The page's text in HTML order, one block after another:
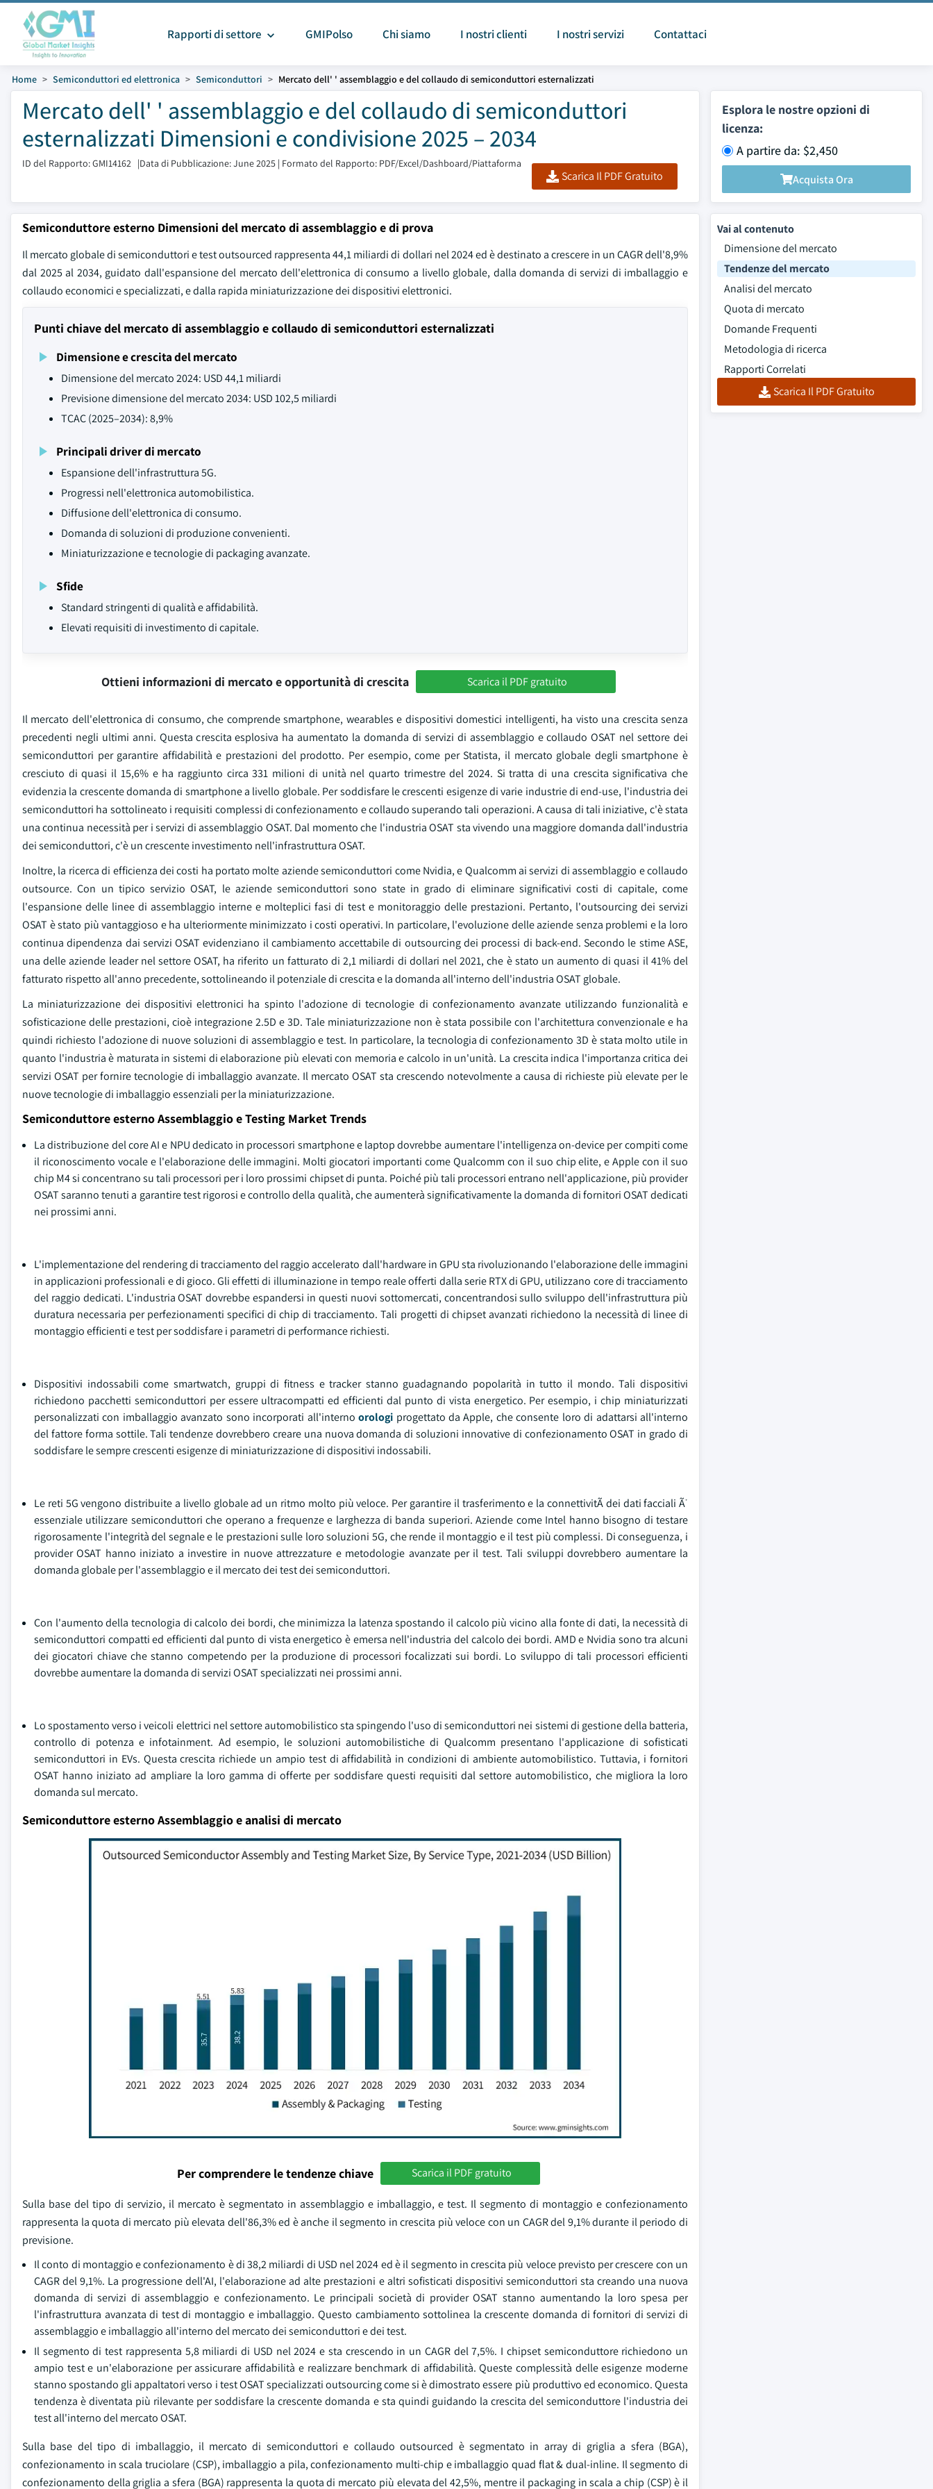
Rapporti di settore GMIPolso Chi siamo I nostri clienti I nostri servizi Contattaci
Home Semiconduttori ed elettronica Semiconduttori Mercato dell' ' assemblaggio e del collaudo di semiconduttori esternalizzati
Mercato dell' ' assemblaggio e del collaudo di semiconduttori
esternalizzati Dimensioni e condivisione 2025 – 2034
ID del Rapporto: GMI14162 |Data di Pubblicazione: June 2025 | Formato del Rapporto: PDF/Excel/Dashboard/Piattaforma
Scarica Il PDF Gratuito
Esplora le nostre opzioni di
licenza:
A partire da: $2,450
Acquista Ora
Semiconduttore esterno Dimensioni del mercato di assemblaggio e di prova
Il mercato globale di semiconduttori e test outsourced rappresenta 44,1 miliardi di dollari nel 2024 ed è destinato a crescere in un CAGR dell'8,9%
dal 2025 al 2034, guidato dall'espansione del mercato dell'elettronica di consumo a livello globale, dalla domanda di servizi di imballaggio e
collaudo economici e specializzati, e dalla rapida miniaturizzazione dei dispositivi elettronici.
Punti chiave del mercato di assemblaggio e collaudo di semiconduttori esternalizzati
Dimensione e crescita del mercato
Dimensione del mercato 2024: USD 44,1 miliardi
Previsione dimensione del mercato 2034: USD 102,5 miliardi
TCAC (2025–2034): 8,9%
Principali driver di mercato
Espansione dell'infrastruttura 5G.
Progressi nell'elettronica automobilistica.
Diffusione dell'elettronica di consumo.
Domanda di soluzioni di produzione convenienti.
Miniaturizzazione e tecnologie di packaging avanzate.
Sfide
Standard stringenti di qualità e affidabilità.
Elevati requisiti di investimento di capitale.
Ottieni informazioni di mercato e opportunità di crescita Scarica il PDF gratuito
Il mercato dell'elettronica di consumo, che comprende smartphone, wearables e dispositivi domestici intelligenti, ha visto una crescita senza
precedenti negli ultimi anni. Questa crescita esplosiva ha aumentato la domanda di servizi di assemblaggio e collaudo OSAT nel settore dei
semiconduttori per garantire affidabilità e prestazioni del prodotto. Per esempio, come per Statista, il mercato globale degli smartphone è
cresciuto di quasi il 15,6% e ha raggiunto circa 331 milioni di unità nel quarto trimestre del 2024. Si tratta di una crescita significativa che
evidenzia la crescente domanda di smartphone a livello globale. Per soddisfare le crescenti esigenze di varie industrie di end-use, l'industria dei
semiconduttori ha sottolineato i requisiti complessi di confezionamento e collaudo superando tali operazioni. A causa di tali iniziative, c'è stata
una continua necessità per i servizi di assemblaggio OSAT. Dal momento che l'industria OSAT sta vivendo una maggiore domanda dall'industria
dei semiconduttori, c'è un crescente investimento nell'infrastruttura OSAT.
Inoltre, la ricerca di efficienza dei costi ha portato molte aziende semiconduttori come Nvidia, e Qualcomm ai servizi di assemblaggio e collaudo
outsource. Con un tipico servizio OSAT, le aziende semiconduttori sono state in grado di eliminare significativi costi di capitale, come
l'espansione delle linee di assemblaggio interne e molteplici fasi di test e monitoraggio delle prestazioni. Pertanto, l'outsourcing dei servizi
OSAT è stato più vantaggioso e ha ulteriormente minimizzato i costi operativi. In particolare, l'evoluzione delle aziende senza problemi e la loro
continua dipendenza dai servizi OSAT evidenziano il cambiamento accettabile di outsourcing dei processi di back-end. Secondo le stime ASE,
una delle aziende leader nel settore OSAT, ha riferito un fatturato di 2,1 miliardi di dollari nel 2021, che è stato un aumento di quasi il 41% del
fatturato rispetto all'anno precedente, sottolineando il potenziale di crescita e la domanda all'interno dell'industria OSAT globale.
La miniaturizzazione dei dispositivi elettronici ha spinto l'adozione di tecnologie di confezionamento avanzate utilizzando funzionalità e
sofisticazione delle prestazioni, cioè integrazione 2.5D e 3D. Tale miniaturizzazione non è stata possibile con l'architettura convenzionale e ha
quindi richiesto l'adozione di nuove soluzioni di assemblaggio e test. In particolare, la tecnologia di confezionamento 3D è stata molto utile in
quanto l'industria è maturata in sistemi di elaborazione più elevati con memoria e calcolo in un'unità. La crescita indica l'importanza critica dei
servizi OSAT per fornire tecnologie di imballaggio avanzate. Il mercato OSAT sta crescendo notevolmente a causa di richieste più elevate per le
nuove tecnologie di imballaggio essenziali per la miniaturizzazione.
Semiconduttore esterno Assemblaggio e Testing Market Trends
La distribuzione del core AI e NPU dedicato in processori smartphone e laptop dovrebbe aumentare l'intelligenza on-device per compiti come
il riconoscimento vocale e l'elaborazione delle immagini. Molti giocatori importanti come Qualcomm con il suo chip elite, e Apple con il suo
chip M4 si concentrano su tali processori per i loro prossimi chipset di punta. Poiché più tali processori entrano nell'applicazione, più provider
OSAT saranno tenuti a garantire test rigorosi e controllo della qualità, che aumenterà significativamente la domanda di fornitori OSAT dedicati
nei prossimi anni.
L'implementazione del rendering di tracciamento del raggio accelerato dall'hardware in GPU sta rivoluzionando l'elaborazione delle immagini
in applicazioni professionali e di gioco. Gli effetti di illuminazione in tempo reale offerti dalla serie RTX di GPU, utilizzano core di tracciamento
del raggio dedicati. L'industria OSAT dovrebbe espandersi in questi nuovi sottomercati, concentrandosi sullo sviluppo dell'infrastruttura più
duratura necessaria per perfezionamenti specifici di chip di tracciamento. Tali progetti di chipset avanzati richiedono la necessità di linee di
montaggio efficienti e test per soddisfare i parametri di performance richiesti.
Dispositivi indossabili come smartwatch, gruppi di fitness e tracker stanno guadagnando popolarità in tutto il mondo. Tali dispositivi
richiedono pacchetti semiconduttori per essere ultracompatti ed efficienti dal punto di vista energetico. Per esempio, i chip miniaturizzati
personalizzati con imballaggio avanzato sono incorporati all'internoorologi progettato da Apple, che consente loro di adattarsi all'interno
del fattore forma sottile. Tali tendenze dovrebbero creare una nuova domanda di soluzioni innovative di confezionamento OSAT in grado di
soddisfare le sempre crescenti esigenze di miniaturizzazione di dispositivi indossabili.
Le reti 5G vengono distribuite a livello globale ad un ritmo molto più veloce. Per garantire il trasferimento e la connettivitÃ dei dati facciali Ã ̈
essenziale utilizzare semiconduttori che operano a frequenze e larghezza di banda superiori. Aziende come Intel hanno bisogno di testare
rigorosamente l'integrità del segnale e le prestazioni sulle loro soluzioni 5G, che rende il montaggio e il test più complessi. Di conseguenza, i
provider OSAT hanno iniziato a investire in nuove attrezzature e metodologie avanzate per il test. Tali sviluppi dovrebbero aumentare la
domanda globale per l'assemblaggio e il mercato dei test dei semiconduttori.
Con l'aumento della tecnologia di calcolo dei bordi, che minimizza la latenza spostando il calcolo più vicino alla fonte di dati, la necessità di
semiconduttori compatti ed efficienti dal punto di vista energetico è emersa nell'industria del calcolo dei bordi. AMD e Nvidia sono tra alcuni
dei giocatori chiave che stanno competendo per la produzione di processori focalizzati sui bordi. Lo sviluppo di tali processori efficienti
dovrebbe aumentare la domanda di servizi OSAT specializzati nei prossimi anni.
Lo spostamento verso i veicoli elettrici nel settore automobilistico sta spingendo l'uso di semiconduttori nei sistemi di gestione della batteria,
controllo di potenza e infotainment. Ad esempio, le soluzioni automobilistiche di Qualcomm presentano l'applicazione di sofisticati
semiconduttori in EVs. Questa crescita richiede un ampio test di affidabilità in condizioni di ambiente automobilistico. Tuttavia, i fornitori
OSAT hanno iniziato ad ampliare la loro gamma di offerte per soddisfare questi requisiti dal settore automobilistico, che migliora la loro
domanda sul mercato.
Semiconduttore esterno Assemblaggio e analisi di mercato
Per comprendere le tendenze chiave Scarica il PDF gratuito
Sulla base del tipo di servizio, il mercato è segmentato in assemblaggio e imballaggio, e test. Il segmento di montaggio e confezionamento
rappresenta la quota di mercato più elevata dell'86,3% ed è anche il segmento in crescita più veloce con un CAGR del 9,1% durante il periodo di
previsione.
Il conto di montaggio e confezionamento è di 38,2 miliardi di USD nel 2024 ed è il segmento in crescita più veloce previsto per crescere con un
CAGR del 9,1%. La progressione dell'AI, l'elaborazione ad alte prestazioni e altri sofisticati dispositivi semiconduttori sta creando una nuova
domanda di servizi di assemblaggio e confezionamento. Le principali società di provider OSAT stanno aumentando la loro spesa per
l'infrastruttura avanzata di test di montaggio e imballaggio. Questo cambiamento sottolinea la crescente domanda di fornitori di servizi di
assemblaggio e imballaggio all'interno del mercato dei semiconduttori e dei test.
Il segmento di test rappresenta 5,8 miliardi di USD nel 2024 e sta crescendo in un CAGR del 7,5%. I chipset semiconduttore richiedono un
ampio test e un'elaborazione per assicurare affidabilità e realizzare benchmark di affidabilità. Queste complessità delle esigenze moderne
stanno spostando gli appaltatori verso i test OSAT specializzati outsourcing come si è dimostrato essere più produttivo ed economico. Questa
tendenza è diventata più rilevante per soddisfare la crescente domanda e sta quindi guidando la crescita del semiconduttore l'industria dei
test all'interno del mercato OSAT.
Sulla base del tipo di imballaggio, il mercato di semiconduttori e collaudo outsourced è segmentato in array di griglia a sfera (BGA),
confezionamento in scala truciolare (CSP), imballaggio a pila, confezionamento multi-chip e imballaggio quad flat & dual-inline. Il segmento di
confezionamento della griglia a sfera (BGA) rappresenta la quota di mercato più elevata del 42,5%, mentre il packaging in scala a chip (CSP) è il
Vai al contenuto
Dimensione del mercato
Tendenze del mercato
Analisi del mercato
Quota di mercato
Domande Frequenti
Metodologia di ricerca
Rapporti Correlati
Scarica Il PDF Gratuito